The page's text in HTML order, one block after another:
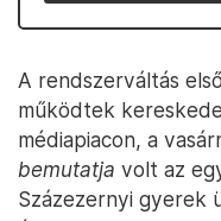
A rendszerváltás
működtek
médiapiacon, a
bemutatja volt az
Százezernyi gyerek